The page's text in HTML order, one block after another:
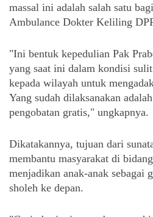
massal ini adalah salah satu
Ambulance Dokter Keliling
"Ini bentuk kepedulian Pak
yang saat ini dalam kondisi
kepada wilayah untuk
Yang sudah dilaksanakan
pengobatan gratis," ungkapnya.
Dikatakannya, tujuan dari
membantu masyarakat di
menjadikan anak-anak sebagai
sholeh ke depan.